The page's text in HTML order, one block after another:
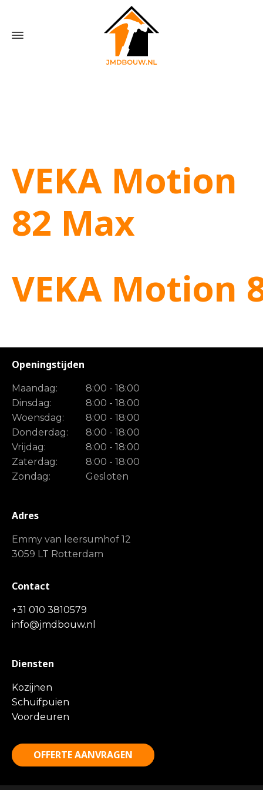
VEKA Motion
82 Max
VEKA Motion
Openingstijden
Maandag:
8:00 - 18:00
Dinsdag:
8:00 - 18:00
Woensdag:
8:00 - 18:00
Donderdag:
8:00 - 18:00
Vrijdag:
8:00 - 18:00
Zaterdag:
8:00 - 18:00
Zondag:
Gesloten
Adres
Emmy van leersumhof 12
3059 LT Rotterdam
Contact
+31 010 3810579
info@jmdbouw.nl
Diensten
Kozijnen
Schuifpuien
Voordeuren
OFFERTE AANVRAGEN